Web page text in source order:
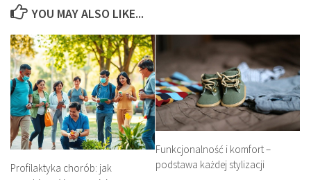
YOU MAY ALSO LIKE...
Profilaktyka chorób: jak
Funkcjonalność i komfort –
podstawa każdej stylizacji